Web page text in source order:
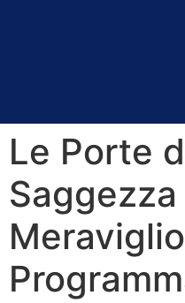
Le Porte
Saggezza